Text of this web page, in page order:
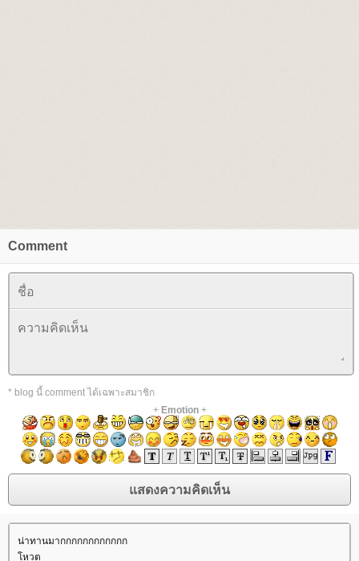
Comment
* blog นี้ comment ได้เฉพาะสมาชิก
+ Emotion+
น่าทานมากกกกกกกกกกกก
หวต